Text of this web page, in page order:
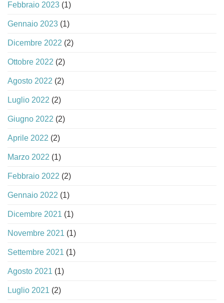
Febbraio 2023 (1)
Gennaio 2023 (1)
Dicembre 2022 (2)
Ottobre 2022 (2)
Agosto 2022 (2)
Luglio 2022 (2)
Giugno 2022 (2)
Aprile 2022 (2)
Marzo 2022 (1)
Febbraio 2022 (2)
Gennaio 2022 (1)
Dicembre 2021 (1)
Novembre 2021 (1)
Settembre 2021 (1)
Agosto 2021 (1)
Luglio 2021 (2)